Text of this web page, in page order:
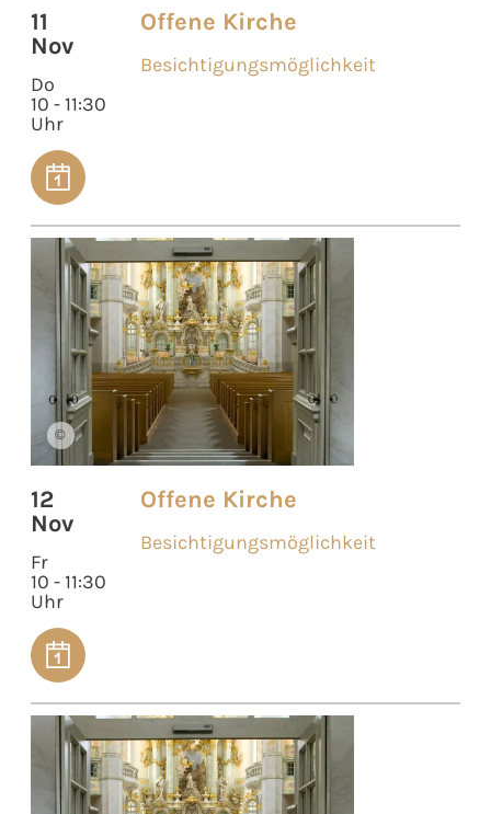
11
Nov
Do
10 - 11:30
Uhr
Offene Kirche
Besichtigungsmöglichkeit
©
12
Nov
Fr
10 - 11:30
Uhr
Offene Kirche
Besichtigungsmöglichkeit